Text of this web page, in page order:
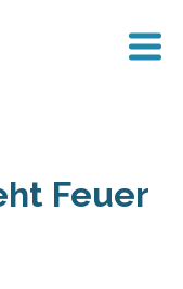
Feuer